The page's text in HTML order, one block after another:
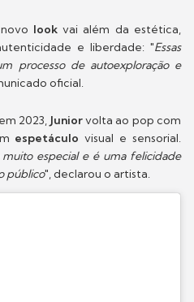
lookvai além da estética,
e liberdade: "Essas
processo de autoexploração e
oficial.
2023, Juniorvolta ao pop com
espetáculovisual e sensorial.
especial e é uma felicidade
público", declarou o artista.